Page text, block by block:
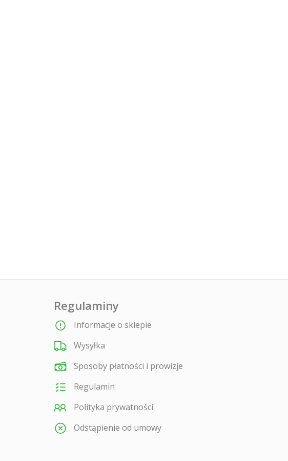
Regulaminy
Informacje o sklepie
Wysyłka
Sposoby płatności i prowizje
Regulamin
Polityka prywatności
Odstąpienie od umowy